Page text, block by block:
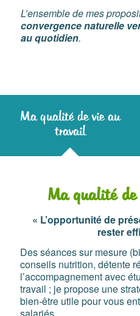
L’ensemble de mes
convergence naturelle
au quotidien.
Ma qualité de vie au
travail
Ma qualité
« L’opportunité de
rester
Des séances sur mesure
conseils nutrition, détente
l’accompagnement avec
travail ; je propose une
bien-être utile pour vous